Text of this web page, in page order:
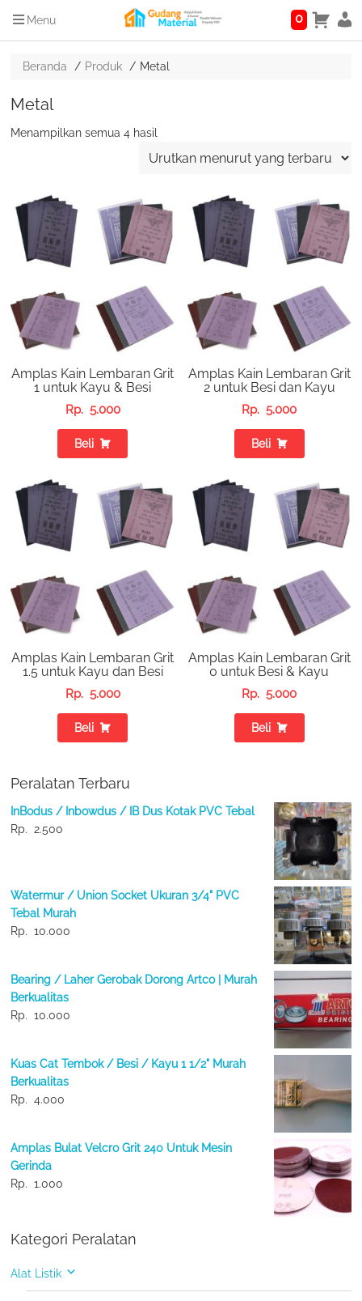
Menu 0
Beranda Produk Metal
Metal
Menampilkan semua 4 hasil
Amplas Kain Lembaran Grit
1 untuk Kayu & Besi
Rp. 5.000
Beli
Amplas Kain Lembaran Grit
2 untuk Besi dan Kayu
Rp. 5.000
Beli
Amplas Kain Lembaran Grit
1.5 untuk Kayu dan Besi
Rp. 5.000
Beli
Amplas Kain Lembaran Grit
0 untuk Besi & Kayu
Rp. 5.000
Beli
Peralatan Terbaru
InBodus / Inbowdus / IB Dus Kotak PVC Tebal
Rp. 2.500
Watermur / Union Socket Ukuran 3/4" PVC
Tebal Murah
Rp. 10.000
Bearing / Laher Gerobak Dorong Artco | Murah
Berkualitas
Rp. 10.000
Kuas Cat Tembok / Besi / Kayu 1 1/2" Murah
Berkualitas
Rp. 4.000
Amplas Bulat Velcro Grit 240 Untuk Mesin
Gerinda
Rp. 1.000
Kategori Peralatan
Alat Listik